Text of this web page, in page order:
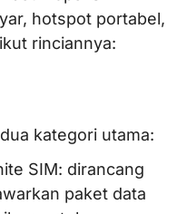
hotspot portabel,
rinciannya:
kategori utama:
SIM: dirancang
paket data